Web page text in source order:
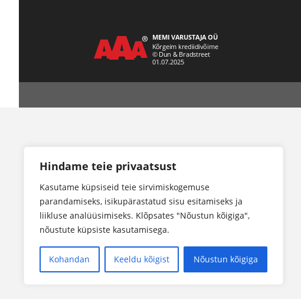
Hindame teie privaatsust
Kasutame küpsiseid teie sirvimiskogemuse
parandamiseks, isikupärastatud sisu esitamiseks ja
liikluse analüüsimiseks. Klõpsates "Nõustun kõigiga",
nõustute küpsiste kasutamisega.
Kohandan Keeldu kõigist Nõustun kõigiga